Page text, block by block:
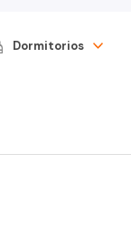
Dormitorios